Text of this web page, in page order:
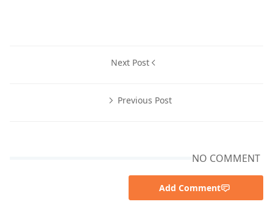
Next Post
Previous Post
NO COMMENT
Add Comment